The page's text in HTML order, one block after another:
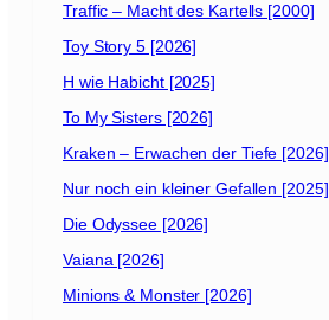
Traffic – Macht des Kartells [2000]
Toy Story 5 [2026]
H wie Habicht [2025]
To My Sisters [2026]
Kraken – Erwachen der Tiefe [2026]
Nur noch ein kleiner Gefallen [2025]
Die Odyssee [2026]
Vaiana [2026]
Minions & Monster [2026]